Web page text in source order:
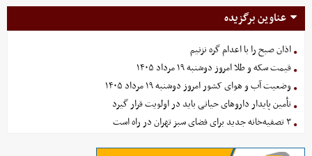
عناوین برگزیده
اذان صبح را با اعدام گره نزنیم
قیمت سکه و طلا امروز دوشنبه ۱۹ مرداد ۱۴۰۵
وضعیت آب و هوای کشور امروز دوشنبه ۱۹ مرداد ۱۴۰۵
تأمین پایدار داروهای حیاتی باید در اولویت قرار گیرد
۳ تصفیه‌خانه جدید برای فضای سبز تهران در راه است